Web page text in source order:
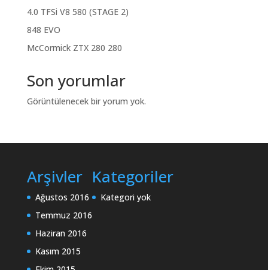
4.0 TFSi V8 580 (STAGE 2)
848 EVO
McCormick ZTX 280 280
Son yorumlar
Görüntülenecek bir yorum yok.
Arşivler
Ağustos 2016
Temmuz 2016
Haziran 2016
Kasım 2015
Kategoriler
Kategori yok